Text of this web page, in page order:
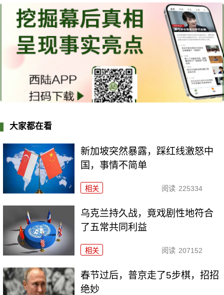
大家都在看
新加坡突然暴露，踩红线激怒中
国，事情不简单
相关 阅读 225334
乌克兰持久战，竟戏剧性地符合
了五常共同利益
相关 阅读 207152
春节过后，普京走了5步棋，招招
绝妙